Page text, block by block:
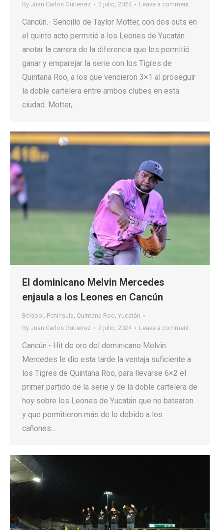
By Juan Carlos Gutierrez 2 julio, 2024 Leave a comment
Cancún.- Sencillo de Taylor Motter, con dos outs en
el quinto acto permitió a los Leones de Yucatán
anotar la carrera de la diferencia que les permitió
ganar y emparejar la serie con los Tigres de
Quintana Roo, a los que vencieron 3×1 al proseguir
la doble cartelera entre ambos clubes en esta
ciudad. Motter,…
El dominicano Melvin Mercedes
enjaula a los Leones en Cancún
Béisbol , Península, Quintana Roo, Yucatán
By Juan Carlos Gutierrez 2 julio, 2024 Leave a comment
Cancún.- Hit de oro del dominicano Melvin
Mercedes le dio esta tarde la ventaja suficiente a
los Tigres de Quintana Roo, para llevarse 6×2 el
primer partido de la serie y de la doble cartelera de
hoy sobre los Leones de Yucatán que no batearon
y que permitieron más de lo debido a los
cañones…